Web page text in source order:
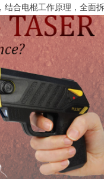
合电棍工作原理，全面